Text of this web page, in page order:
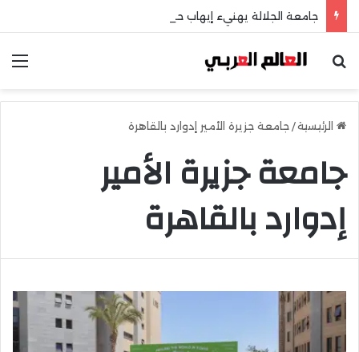
بحث عن
الرئيسية/ جامعة جزيرة الأمير إدوارد بالقاهرة
جامعة جزيرة الأمير
إدوارد بالقاهرة